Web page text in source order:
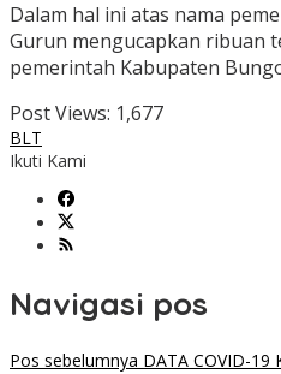
Dalam hal ini atas nama
Gurun mengucapkan ribuan
pemerintah Kabupaten
Post Views: 1,677
BLT
Ikuti Kami
Navigasi pos
Pos sebelumnya DATA COVID-19